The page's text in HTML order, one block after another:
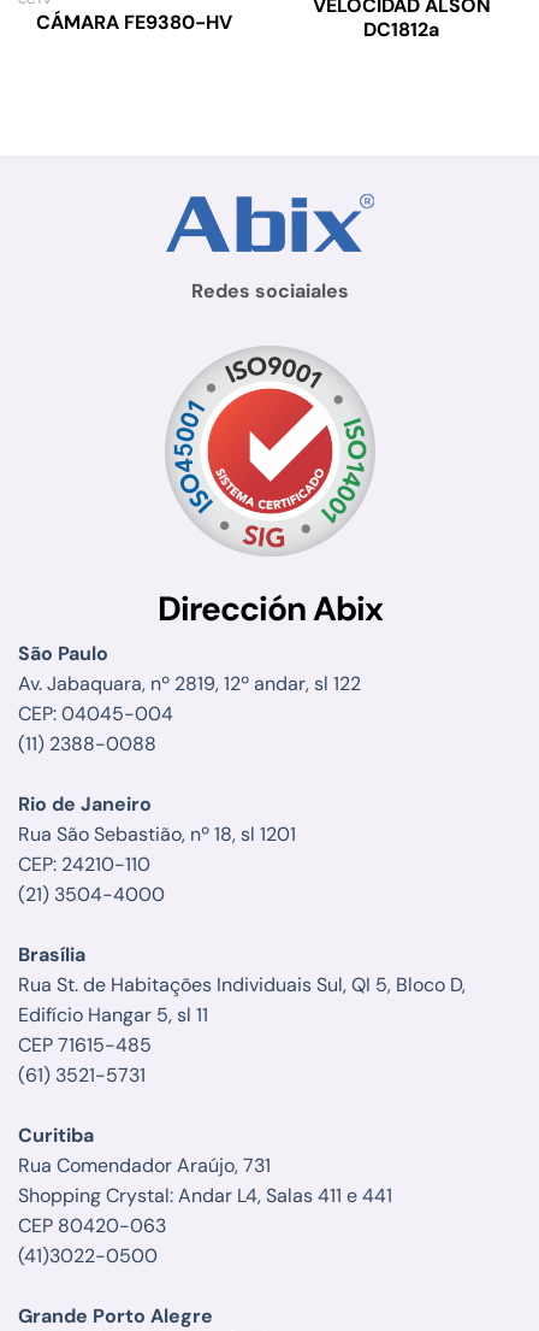
CÁMARA FE9380-HV
VELOCIDAD ALSON
DC1812a
Redes sociaiales
Dirección Abix
São Paulo
Av. Jabaquara, nº 2819, 12º andar, sl 122
CEP: 04045-004
(11) 2388-0088
Rio de Janeiro
Rua São Sebastião, nº 18, sl 1201
CEP: 24210-110
(21) 3504-4000
Brasília
Rua St. de Habitações Individuais Sul, QI 5, Bloco D,
Edifício Hangar 5, sl 11
CEP 71615-485
(61) 3521-5731
Curitiba
Rua Comendador Araújo, 731
Shopping Crystal: Andar L4, Salas 411 e 441
CEP 80420-063
(41)3022-0500
Grande Porto Alegre